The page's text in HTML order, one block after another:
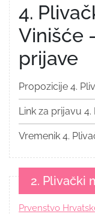
4.
Vinišće
prijave
Propozicije 4.
Link za prijavu
Vremenik 4.
2. Plivački
Prvenstvo